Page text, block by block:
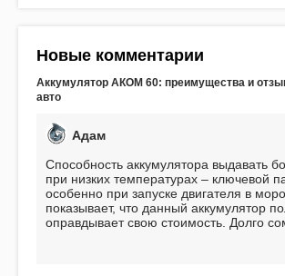
Новые комментарии
Аккумулятор АКОМ 60: преимущества и
авто
Адам
Способность аккумулятора выдавать
при низких температурах – ключевой
особенно при запуске двигателя в
показывает, что данный аккумулятор
оправдывает свою стоимость. Долго
пожалел. Считаю, что это отличное